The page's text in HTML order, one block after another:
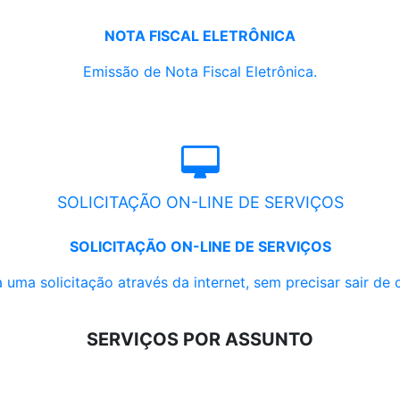
NOTA FISCAL ELETRÔNICA
Emissão de Nota Fiscal Eletrônica.
SOLICITAÇÃO ON-LINE DE SERVIÇOS
SOLICITAÇÃO ON-LINE DE SERVIÇOS
uma solicitação através da internet, sem precisar sair de
SERVIÇOS POR ASSUNTO